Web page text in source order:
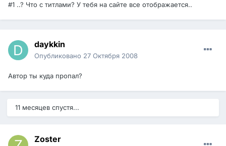
#1 ..? Что с титлами? У тебя на сайте все отображается..
daykkin
Опубликовано 27 Октября 2008
Автор ты куда пропал?
11 месяцев спустя...
Zoster